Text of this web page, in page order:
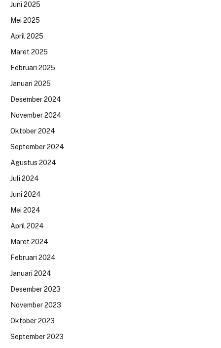
Juni 2025
Mei 2025
April 2025
Maret 2025
Februari 2025
Januari 2025
Desember 2024
November 2024
Oktober 2024
September 2024
Agustus 2024
Juli 2024
Juni 2024
Mei 2024
April 2024
Maret 2024
Februari 2024
Januari 2024
Desember 2023
November 2023
Oktober 2023
September 2023